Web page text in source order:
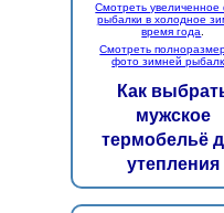
Смотреть увеличенное
рыбалки в холодное
время года.
Смотреть
фото зимней
Как
мужское
термобельё
утепления